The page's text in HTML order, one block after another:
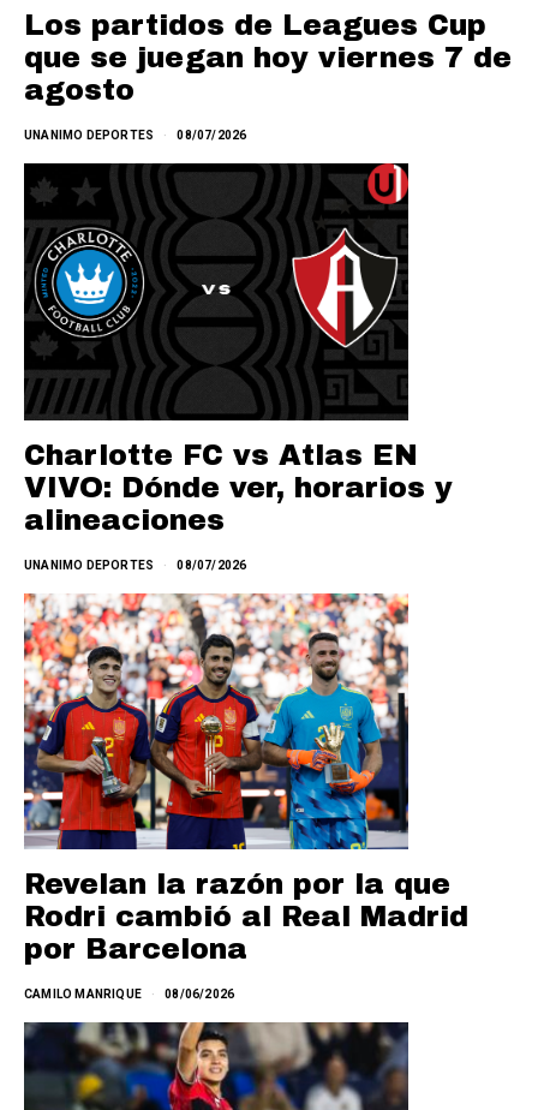
Los partidos de Leagues Cup
que se juegan hoy viernes 7 de
agosto
UNANIMO DEPORTES 08/07/2026
Charlotte FC vs Atlas EN
VIVO: Dónde ver, horarios y
alineaciones
UNANIMO DEPORTES 08/07/2026
Revelan la razón por la que
Rodri cambió al Real Madrid
por Barcelona
CAMILO MANRIQUE 08/06/2026